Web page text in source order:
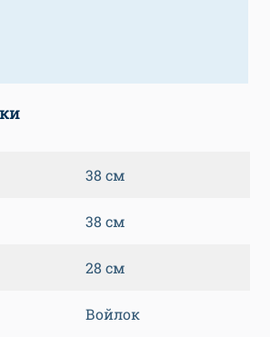
38 см
38 см
28 см
Войлок